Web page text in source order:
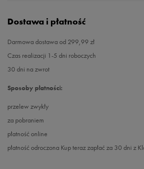
Dostawa i płatność
Darmowa dostawa od 299,99 zł
Czas realizacji 1-5 dni roboczych
30 dni na zwrot
Sposoby płatności:
przelew zwykły
za pobraniem
płatność online
płatność odroczona Kup teraz zapłać za 30 dni z